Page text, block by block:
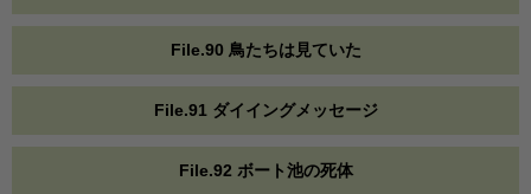
File.90 鳥たちは見ていた
File.91 ダイイングメッセージ
File.92 ボート池の死体